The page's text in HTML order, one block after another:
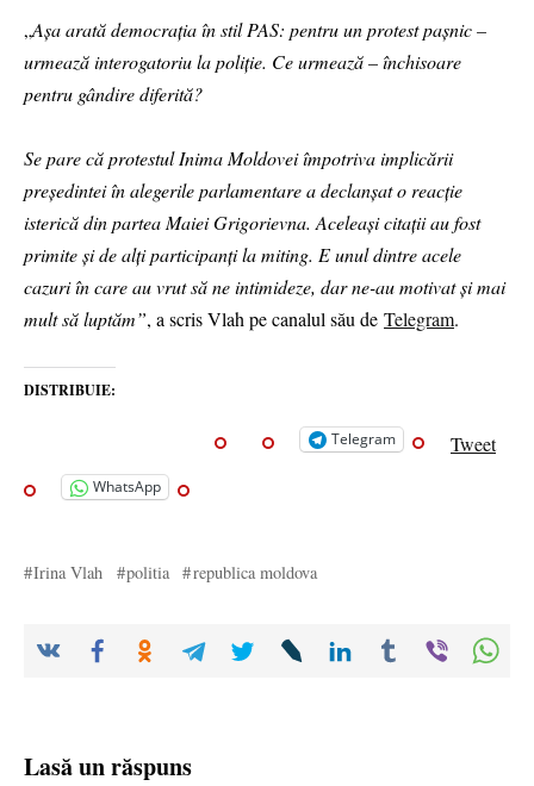
„Așa arată democrația în stil PAS: pentru un protest pașnic –
urmează interogatoriu la poliție. Ce urmează – închisoare
pentru gândire diferită?
Se pare că protestul Inima Moldovei împotriva implicării
președintei în alegerile parlamentare a declanșat o reacție
isterică din partea Maiei Grigorievna. Aceleași citații au fost
primite și de alți participanți la miting. E unul dintre acele
cazuri în care au vrut să ne intimideze, dar ne-au motivat și mai
mult să luptăm”, a scris Vlah pe canalul său de Telegram.
DISTRIBUIE:
Telegram Tweet
WhatsApp
Irina Vlah politia republica moldova
Lasă un răspuns